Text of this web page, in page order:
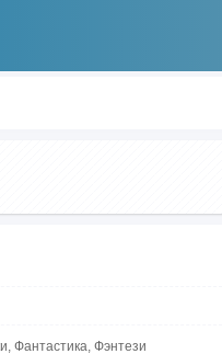
Фантастика, Фэнтези